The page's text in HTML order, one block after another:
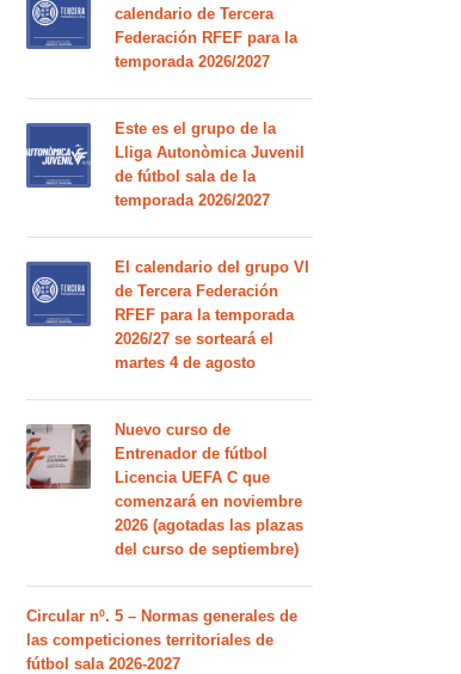
calendario de Tercera
Federación RFEF para la
temporada 2026/2027
Este es el grupo de la
Lliga Autonòmica Juvenil
de fútbol sala de la
temporada 2026/2027
El calendario del grupo VI
de Tercera Federación
RFEF para la temporada
2026/27 se sorteará el
martes 4 de agosto
Nuevo curso de
Entrenador de fútbol
Licencia UEFA C que
comenzará en noviembre
2026 (agotadas las plazas
del curso de septiembre)
Circular nº. 5 – Normas generales de
las competiciones territoriales de
fútbol sala 2026-2027